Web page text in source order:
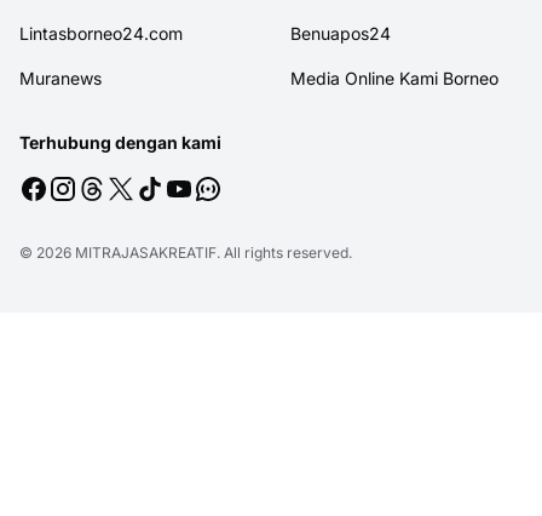
Lintasborneo24.com Benuapos24
Muranews Media Online Kami Borneo
Terhubung dengan kami
© 2026 MITRAJASAKREATIF. All rights reserved.